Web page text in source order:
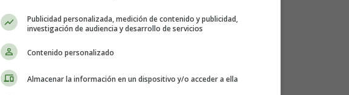
¿Di, por qué lloras
nena bonita?
y no sé cantar!
¿Qué es lo que ocurre?
Publicidad personalizada, medición de contenido y publicidad,
investigación de audiencia y desarrollo de servicios
Contenido personalizado
Almacenar la información en un dispositivo y/o acceder a ella